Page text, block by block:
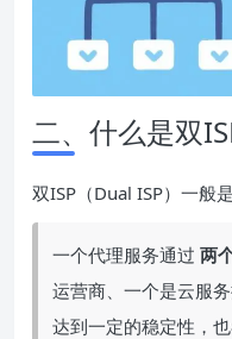
二、什么是双
双ISP（Dual ISP）一般
一个代理服务通过 两
运营商、一个是云服
达到一定的稳定性，